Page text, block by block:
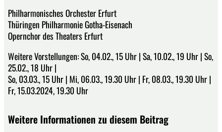
Philharmonisches Orchester Erfurt
Thüringen Philharmonie Gotha-Eisenach
Opernchor des Theaters Erfurt
Weitere Vorstellungen: So, 04.02., 15 Uhr | Sa, 10.02., 19 Uhr | So,
25.02., 18 Uhr |
So, 03.03., 15 Uhr | Mi, 06.03., 19.30 Uhr | Fr, 08.03., 19.30 Uhr |
Fr, 15.03.2024, 19.30 Uhr
Weitere Informationen zu diesem Beitrag